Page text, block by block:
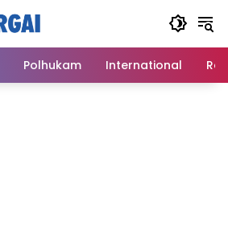
Polhukam International